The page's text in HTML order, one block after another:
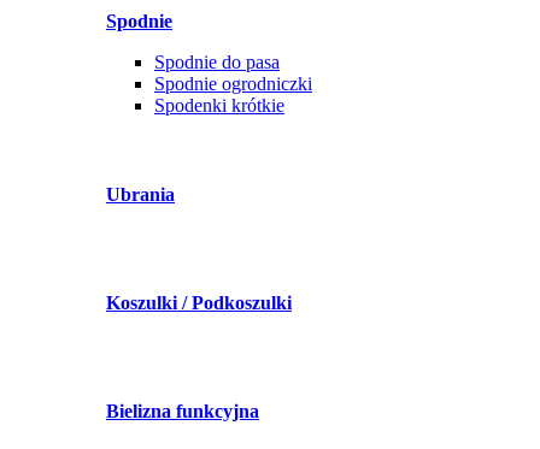
Spodnie
Spodnie do pasa
Spodnie ogrodniczki
Spodenki krótkie
Ubrania
Koszulki / Podkoszulki
Bielizna funkcyjna